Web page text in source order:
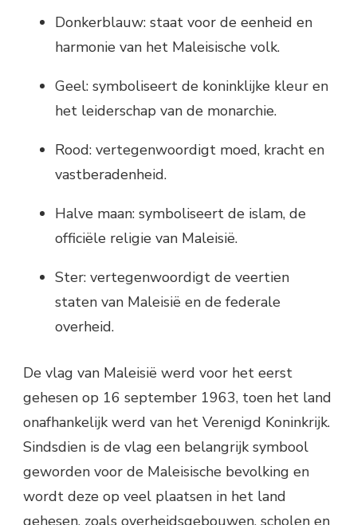
Donkerblauw: staat voor de eenheid en
harmonie van het Maleisische volk.
Geel: symboliseert de koninklijke kleur en
het leiderschap van de monarchie.
Rood: vertegenwoordigt moed, kracht en
vastberadenheid.
Halve maan: symboliseert de islam, de
officiële religie van Maleisië.
Ster: vertegenwoordigt de veertien
staten van Maleisië en de federale
overheid.
De vlag van Maleisië werd voor het eerst
gehesen op 16 september 1963, toen het land
onafhankelijk werd van het Verenigd Koninkrijk.
Sindsdien is de vlag een belangrijk symbool
geworden voor de Maleisische bevolking en
wordt deze op veel plaatsen in het land
gehesen, zoals overheidsgebouwen, scholen en